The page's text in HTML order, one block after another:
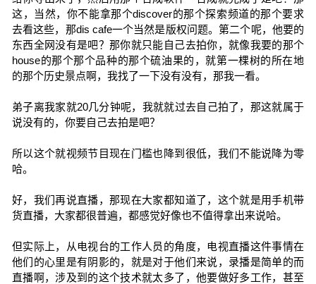
这，当然，你不能拿那个discover的那个探索频道的那个要求
去看这些，那dis cafe一个当然是版权问题。第二个呢，他要的
东西全网没有是吧？那你就只能自己去拍你，就像我要的那个
house的那个那个品种的那个硫油果的，就第一棵树的所在地
的那个历史景点啊，我找了一下没有没有，那我一看。
弟子离我家就20几分钟呢，我就就过去自己拍了，那这就属于
说没有的，你要自己去拍是吧？
所以这个就视频节目现在门槛也降到很低，我们不能说降为零
哈。
好，我们再说直播，那现在大家都知道了，这个就是用手机带
货直播，大家都很普遍，都感觉好像也不值得拿出来说哈。
但实际上，从电视台的工作人员的角度，电视直播这件事情在
他们的心里是有阴影的，就是对于他们来说，录播是简单的而
直播啊，涉及到的这个技术就太多了，他要做好多工作，甚至